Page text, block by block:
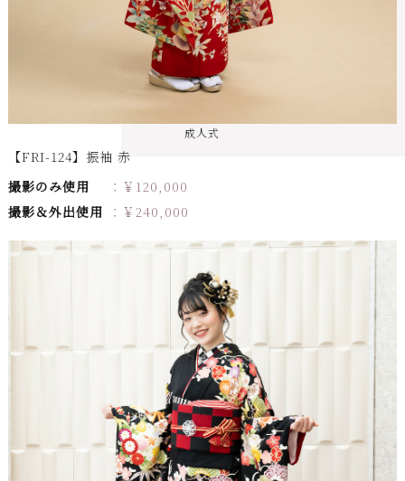
成人式
【FRI-124】振袖 赤
撮影のみ使用
￥ 120,000
撮影＆外出使用
￥ 240,000